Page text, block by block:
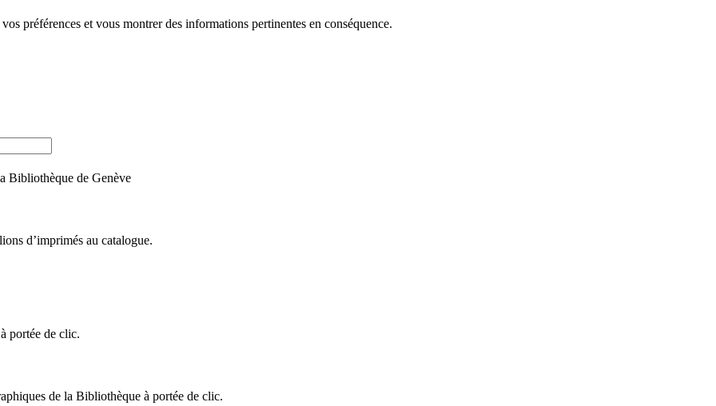
préférences et vous montrer des informations pertinentes en conséquence.
Bibliothèque de Genève
d’imprimés au catalogue.
portée de clic.
de la Bibliothèque à portée de clic.